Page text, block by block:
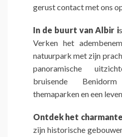
gerust contact met ons
In de buurt van Albir i
Verken het
natuurpark met zijn
panoramische
bruisende
themaparken en een
Ontdek het
zijn historische